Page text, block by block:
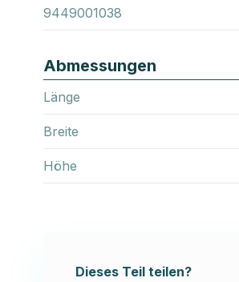
9449001038
Abmessungen
Länge
Breite
Höhe
Dieses Teil teilen?